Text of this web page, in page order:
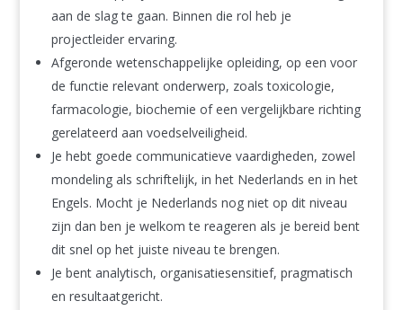
aan de slag te gaan. Binnen die rol heb je
projectleider ervaring.
Afgeronde wetenschappelijke opleiding, op een voor
de functie relevant onderwerp, zoals toxicologie,
farmacologie, biochemie of een vergelijkbare richting
gerelateerd aan voedselveiligheid.
Je hebt goede communicatieve vaardigheden, zowel
mondeling als schriftelijk, in het Nederlands en in het
Engels. Mocht je Nederlands nog niet op dit niveau
zijn dan ben je welkom te reageren als je bereid bent
dit snel op het juiste niveau te brengen.
Je bent analytisch, organisatiesensitief, pragmatisch
en resultaatgericht.